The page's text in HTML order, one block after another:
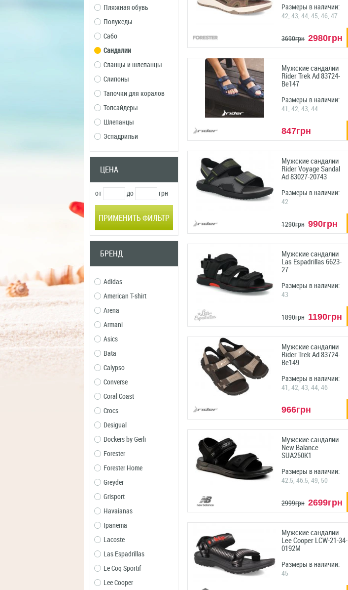
Пляжная обувь
Полукеды
Сабо
Сандалии
Сланцы и шлепанцы
Слипоны
Тапочки для коралов
Топсайдеры
Шлепанцы
Эспадрильи
ЦЕНА
от до грн
ПРИМЕНИТЬ ФИЛЬТР
БРЕНД
Adidas
American T-shirt
Arena
Armani
Asics
Bata
Calypso
Converse
Coral Coast
Crocs
Desigual
Dockers by Gerli
Forester
Forester Home
Greyder
Grisport
Havaianas
Ipanema
Lacoste
Las Espadrillas
Le Coq Sportif
Lee Cooper
Размеры в наличии:
42, 43, 44, 45, 46, 47
3690грн 2980грн
Мужские сандалии
Rider Trek Ad 83724-
Be147
Размеры в наличии:
41, 42, 43, 44
847грн
Мужские сандалии
Rider Voyage Sandal
Ad 83027-20743
Размеры в наличии:
42
1290грн 990грн
Мужские сандалии
Las Espadrillas 6623-
27
Размеры в наличии:
43
1890грн 1190грн
Мужские сандалии
Rider Trek Ad 83724-
Be149
Размеры в наличии:
41, 42, 43, 44, 46
966грн
Мужские сандалии
New Balance
SUA250K1
Размеры в наличии:
42.5, 46.5, 49, 50
2999грн 2699грн
Мужские сандалии
Lee Cooper LCW-21-34-
0192M
Размеры в наличии:
45